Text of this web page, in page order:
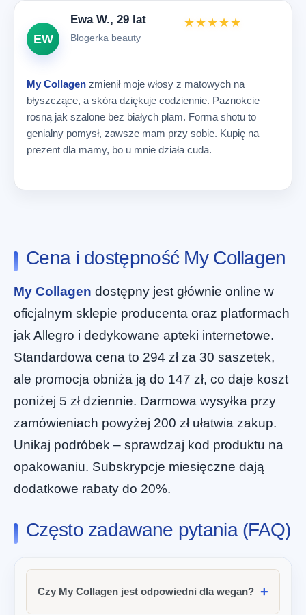
EW
Ewa W., 29 lat
Blogerka beauty
★★★★★
My Collagen zmienił moje włosy z matowych na
błyszczące, a skóra dziękuje codziennie. Paznokcie
rosną jak szalone bez białych plam. Forma shotu to
genialny pomysł, zawsze mam przy sobie. Kupię na
prezent dla mamy, bo u mnie działa cuda.
Cena i dostępność My Collagen
My Collagen dostępny jest głównie online w
oficjalnym sklepie producenta oraz platformach
jak Allegro i dedykowane apteki internetowe.
Standardowa cena to 294 zł za 30 saszetek,
ale promocja obniża ją do 147 zł, co daje koszt
poniżej 5 zł dziennie. Darmowa wysyłka przy
zamówieniach powyżej 200 zł ułatwia zakup.
Unikaj podróbek – sprawdzaj kod produktu na
opakowaniu. Subskrypcje miesięczne dają
dodatkowe rabaty do 20%.
Często zadawane pytania (FAQ)
Czy My Collagen jest odpowiedni dla wegan?